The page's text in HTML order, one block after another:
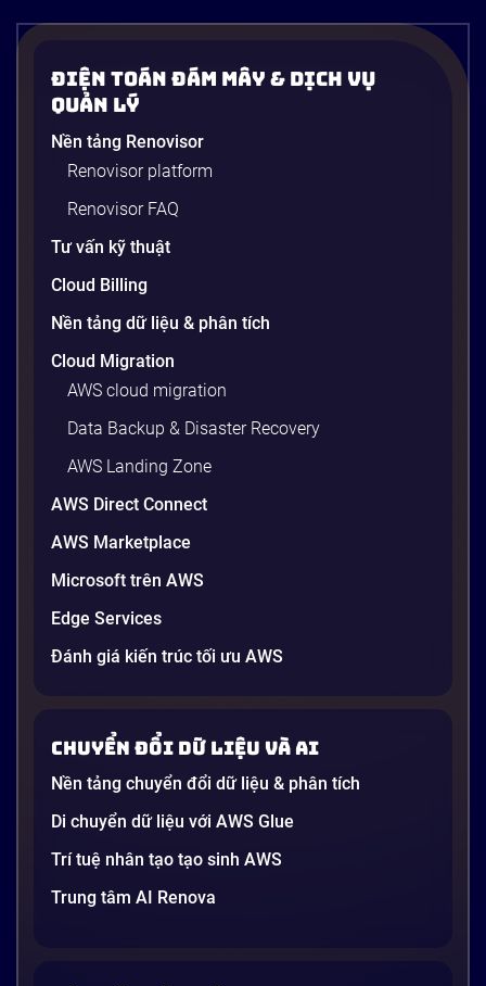
Điện Toán Đám Mây & Dịch Vụ
Quản Lý
Nền tảng Renovisor
Renovisor platform
Renovisor FAQ
Tư vấn kỹ thuật
Cloud Billing
Nền tảng dữ liệu & phân tích
Cloud Migration
AWS cloud migration
Data Backup & Disaster Recovery
AWS Landing Zone
AWS Direct Connect
AWS Marketplace
Microsoft trên AWS
Edge Services
Đánh giá kiến trúc tối ưu AWS
Chuyển đổi dữ liệu và AI
Nền tảng chuyển đổi dữ liệu & phân tích
Di chuyển dữ liệu với AWS Glue
Trí tuệ nhân tạo tạo sinh AWS
Trung tâm AI Renova